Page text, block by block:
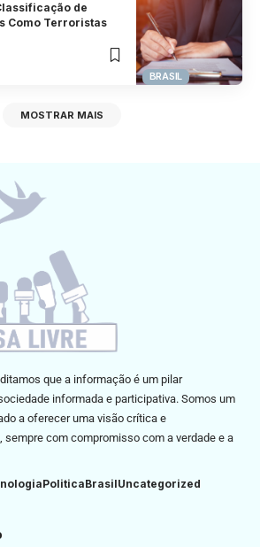
BRASIL
de
Como Terroristas
MOSTRAR MAIS
que a informação é um pilar
informada e participativa. Somos um
a oferecer uma visão crítica e
sempre com compromisso com a verdade e a
PoliticaBrasilUncategorized